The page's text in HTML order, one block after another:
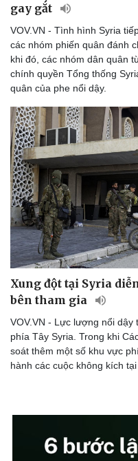
gay gắt
VOV.VN - Tình hình Syria
các nhóm phiến quân đánh
khi đó, các nhóm dân quân
chính quyền Tổng thống
quân của phe nổi dậy.
Xung đột tại Syria
bên tham gia
VOV.VN - Lực lượng nổi
phía Tây Syria. Trong khi
soát thêm một số khu vực
hành các cuộc không kích tại